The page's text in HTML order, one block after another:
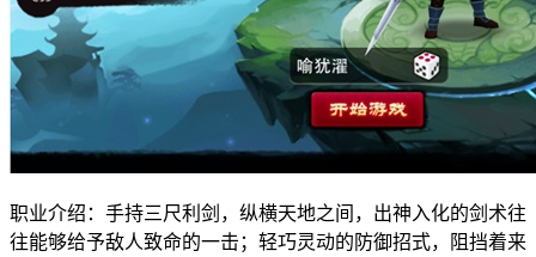
职业介绍：手持三尺利剑，纵横天地之间，出神入化的剑术往
往能够给予敌人致命的一击；轻巧灵动的防御招式，阻挡着来